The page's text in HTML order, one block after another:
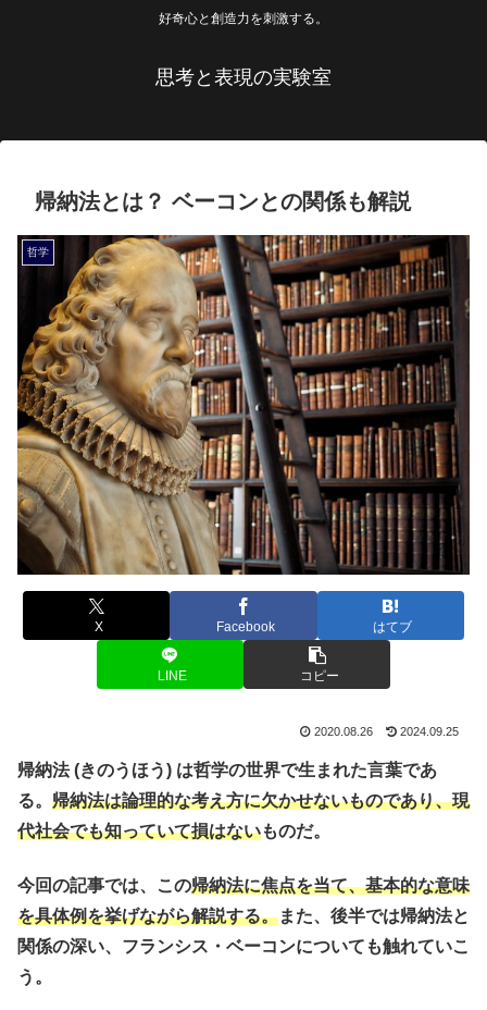
好奇心と創造力を刺激する。
思考と表現の実験室
帰納法とは？ ベーコンとの関係も解説
哲学
X Facebook はてブ
LINE コピー
2020.08.26 2024.09.25
帰納法 (きのうほう) は哲学の世界で生まれた言葉であ
る。 帰納法は論理的な考え方に欠かせないものであり、現
代社会でも知っていて損はないものだ。
今回の記事では、この帰納法に焦点を当て、基本的な意味
を具体例を挙げながら解説する。また、後半では帰納法と
関係の深い、フランシス・ベーコンについても触れていこ
う。